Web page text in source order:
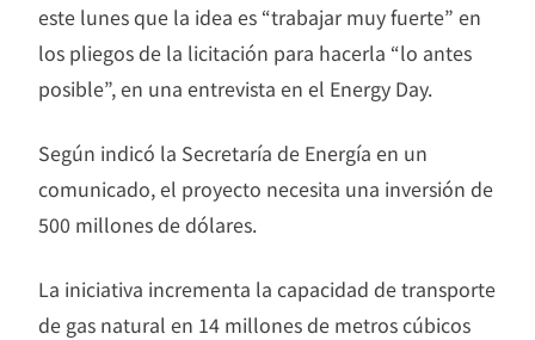
este lunes que la idea es “trabajar muy fuerte” en
los pliegos de la licitación para hacerla “lo antes
posible”, en una entrevista en el Energy Day.
Según indicó la Secretaría de Energía en un
comunicado, el proyecto necesita una inversión de
500 millones de dólares.
La iniciativa incrementa la capacidad de transporte
de gas natural en 14 millones de metros cúbicos